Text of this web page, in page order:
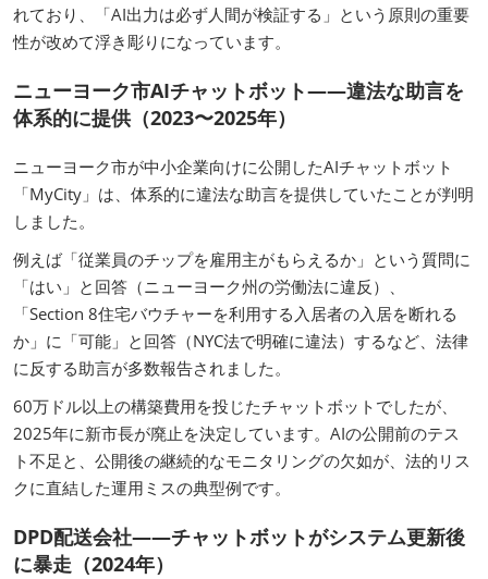
れており、「AI出力は必ず人間が検証する」という原則の重要
性が改めて浮き彫りになっています。
ニューヨーク市AIチャットボット——違法な助言を
体系的に提供（2023〜2025年）
ニューヨーク市が中小企業向けに公開したAIチャットボット
「MyCity」は、体系的に違法な助言を提供していたことが判明
しました。
例えば「従業員のチップを雇用主がもらえるか」という質問に
「はい」と回答（ニューヨーク州の労働法に違反）、
「Section 8住宅バウチャーを利用する入居者の入居を断れる
か」に「可能」と回答（NYC法で明確に違法）するなど、法律
に反する助言が多数報告されました。
60万ドル以上の構築費用を投じたチャットボットでしたが、
2025年に新市長が廃止を決定しています。AIの公開前のテス
ト不足と、公開後の継続的なモニタリングの欠如が、法的リス
クに直結した運用ミスの典型例です。
DPD配送会社——チャットボットがシステム更新後
に暴走（2024年）